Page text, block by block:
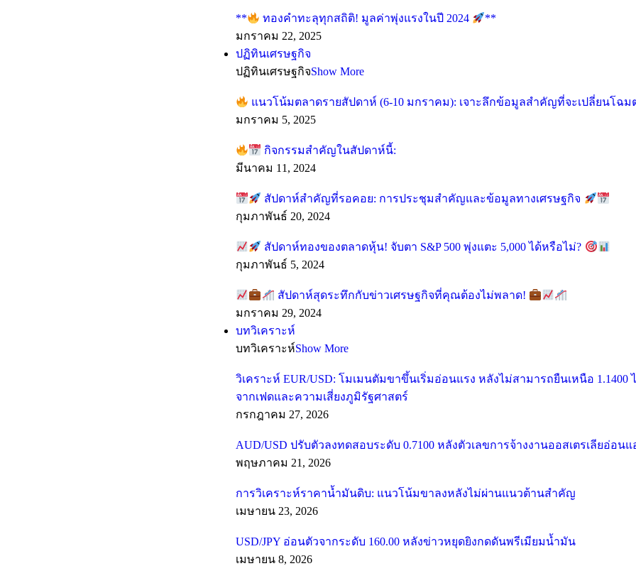
** ทองคำทะลุทุกสถิติ! มูลค่าพุ่งแรงในปี 2024
**
มกราคม 22, 2025
ปฏิทินเศรษฐกิจ
ปฏิทินเศรษฐกิจShow More
แนวโน้มตลาดรายสัปดาห์ (6-10 มกราคม): เจาะลึกข้อมูลสำคัญที่จะเปลี่ยนโฉม
มกราคม 5, 2025
กิจกรรมสำคัญในสัปดาห์นี้:
มีนาคม 11, 2024
สัปดาห์สำคัญที่รอคอย: การประชุมสำคัญและข้อมูลทางเศรษฐกิจ
กุมภาพันธ์ 20, 2024
สัปดาห์ทองของตลาดหุ้น! จับตา S&P 500 พุ่งแตะ 5,000 ได้หรือไม่?
กุมภาพันธ์ 5, 2024
สัปดาห์สุดระทึกกับข่าวเศรษฐกิจที่คุณต้องไม่พลาด!
มกราคม 29, 2024
บทวิเคราะห์
บทวิเคราะห์Show More
วิเคราะห์ EUR/USD: โมเมนตัมขาขึ้นเริ่มอ่อนแรง หลังไม่สามารถยืนเหนือ 1.1400
จากเฟดและความเสี่ยงภูมิรัฐศาสตร์
กรกฎาคม 27, 2026
AUD/USD ปรับตัวลงทดสอบระดับ 0.7100 หลังตัวเลขการจ้างงานออสเตรเลียอ่อน
พฤษภาคม 21, 2026
การวิเคราะห์ราคาน้ำมันดิบ: แนวโน้มขาลงหลังไม่ผ่านแนวต้านสำคัญ
เมษายน 23, 2026
USD/JPY อ่อนตัวจากระดับ 160.00 หลังข่าวหยุดยิงกดดันพรีเมียมน้ำมัน
เมษายน 8, 2026